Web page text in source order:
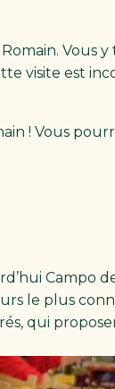
Vous
visite est
! Vous
Campo
le plus
qui